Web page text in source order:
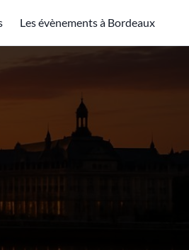
Les évènements à Bordeaux